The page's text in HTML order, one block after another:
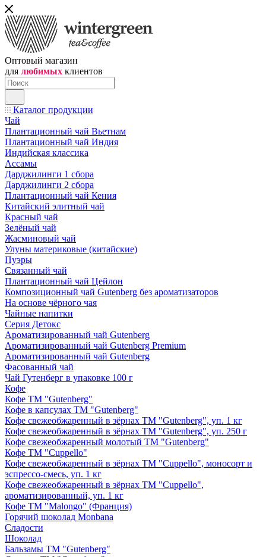
Оптовый магазин
для любимых клиентов
Каталог продукции
Чай
Плантационный чай Вьетнам
Плантационный чай Индия
Индийская классика
Ассамы
Дарджилинги 1 сбора
Дарджилинги 2 сбора
Плантационный чай Кения
Китайский элитный чай
Красный чай
Зелёный чай
Жасминовый чай
Улуны материковые (китайские)
Пуэры
Связанный чай
Плантационный чай Цейлон
Композиционный чай Gutenberg без ароматизаторов
На основе чёрного чая
Чайные напитки
Серия Детокс
Ароматизированный чай Gutenberg
Ароматизированный чай Gutenberg Premium
Ароматизированный чай Gutenberg
Фасованный чай
Чай Гутенберг в упаковке 100 г
Кофе
Кофе ТМ "Gutenberg"
Кофе в капсулах ТМ "Gutenberg"
Кофе свежеобжаренный в зёрнах ТМ "Gutenberg", уп. 1 кг
Кофе свежеобжаренный в зёрнах ТМ "Gutenberg", уп. 250 г
Кофе свежеобжаренный молотый ТМ "Gutenberg"
Кофе ТМ "Cuppello"
Кофе свежеобжаренный в зёрнах ТМ "Cuppello", моносорт и
эспрессо-смесь, уп. 1 кг
Кофе свежеобжаренный в зёрнах ТМ "Cuppello",
ароматизированный, уп. 1 кг
Кофе ТМ "Malongo" (Франция)
Горячий шоколад Monbana
Сладости
Шоколад
Бальзамы ТМ "Gutenberg"